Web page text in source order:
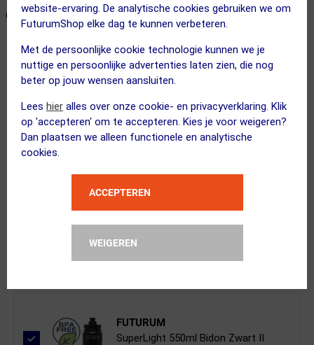
website-ervaring. De analytische cookies gebruiken we om
FuturumShop elke dag te kunnen verbeteren.
Met de persoonlijke cookie technologie kunnen we je
nuttige en persoonlijke advertenties laten zien, die nog
beter op jouw wensen aansluiten.
Lees hier alles over onze cookie- en privacyverklaring. Klik
op 'accepteren' om te accepteren. Kies je voor weigeren?
Dan plaatsen we alleen functionele en analytische
cookies.
ACCEPTEREN
WEIGEREN
← Terug naar productnavigatie
ONZE AANBEVOLEN COMBINATIE
Oakley
Switchback 2.0 MTB Fietshandschoene...
Kies je maat
FUTURUM
FUTURUM
SuperLight 550ml Bidon Zwart II